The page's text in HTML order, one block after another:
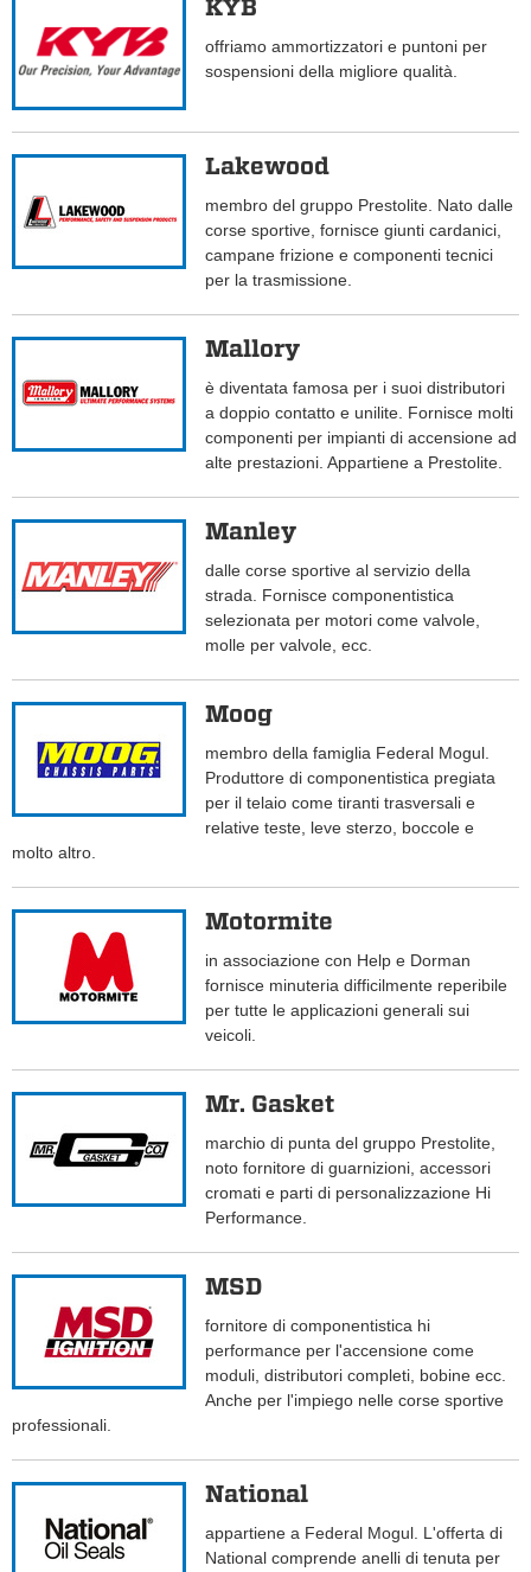
KYB
offriamo ammortizzatori e puntoni per
sospensioni della migliore qualità.
Lakewood
membro del gruppo Prestolite. Nato dalle
corse sportive, fornisce giunti cardanici,
campane frizione e componenti tecnici
per la trasmissione.
Mallory
è diventata famosa per i suoi distributori
a doppio contatto e unilite. Fornisce molti
componenti per impianti di accensione ad
alte prestazioni. Appartiene a Prestolite.
Manley
dalle corse sportive al servizio della
strada. Fornisce componentistica
selezionata per motori come valvole,
molle per valvole, ecc.
Moog
membro della famiglia Federal Mogul.
Produttore di componentistica pregiata
per il telaio come tiranti trasversali e
relative teste, leve sterzo, boccole e
molto altro.
Motormite
in associazione con Help e Dorman
fornisce minuteria difficilmente reperibile
per tutte le applicazioni generali sui
veicoli.
Mr. Gasket
marchio di punta del gruppo Prestolite,
noto fornitore di guarnizioni, accessori
cromati e parti di personalizzazione Hi
Performance.
MSD
fornitore di componentistica hi
performance per l'accensione come
moduli, distributori completi, bobine ecc.
Anche per l'impiego nelle corse sportive
professionali.
National
appartiene a Federal Mogul. L'offerta di
National comprende anelli di tenuta per